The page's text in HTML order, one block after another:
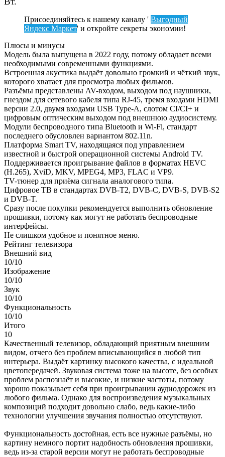
Присоединяйтесь к нашему каналу ' Выгодный
Яндекс Маркет' и откройте секреты экономии!
Плюсы и минусы
Модель была выпущена в 2022 году, потому обладает всеми
необходимыми современными функциями.
Встроенная акустика выдаёт довольно громкий и чёткий звук,
которого хватает для просмотра любых фильмов.
Разъёмы представлены AV-входом, выходом под наушники,
гнездом для сетевого кабеля типа RJ-45, тремя входами HDMI
версии 2.0, двумя входами USB Type-A, слотом CI/CI+ и
цифровым оптическим выходом под внешнюю аудиосистему.
Модули беспроводного типа Bluetooth и Wi-Fi, стандарт
последнего обусловлен вариантом 802.11n.
Платформа Smart TV, находящаяся под управлением
известной и быстрой операционной системы Android TV.
Поддерживается проигрывание файлов в форматах HEVC
(H.265), XviD, MKV, MPEG4, MP3, FLAC и VP9.
TV-тюнер для приёма сигнала аналогового типа.
Цифровое ТВ в стандартах DVB-T2, DVB-C, DVB-S, DVB-S2
и DVB-T.
Сразу после покупки рекомендуется выполнить обновление
прошивки, потому как могут не работать беспроводные
интерфейсы.
Не слишком удобное и понятное меню.
Рейтинг телевизора
Внешний вид
10/10
Изображение
10/10
Звук
10/10
Функциональность
10/10
Итого
10
Качественный телевизор, обладающий приятным внешним
видом, отчего без проблем вписывающийся в любой тип
интерьера. Выдаёт картинку высокого качества, с идеальной
цветопередачей. Звуковая система тоже на высоте, без особых
проблем распознаёт и высокие, и низкие частоты, потому
хорошо показывает себя при проигрывании аудиодорожек из
любого фильма. Однако для воспроизведения музыкальных
композиций подходит довольно слабо, ведь какие-либо
технологии улучшения звучания полностью отсутствуют.
Функциональность достойная, есть все нужные разъёмы, но
картину немного портит надобность обновления прошивки,
ведь из-за старой версии могут не работать беспроводные